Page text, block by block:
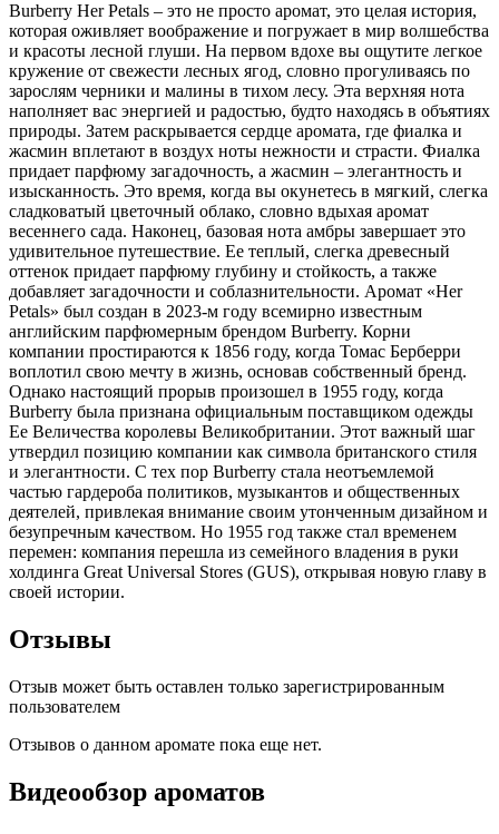
Burberry Her Petals – это не просто аромат, это целая история,
которая оживляет воображение и погружает в мир волшебства
и красоты лесной глуши. На первом вдохе вы ощутите легкое
кружение от свежести лесных ягод, словно прогуливаясь по
зарослям черники и малины в тихом лесу. Эта верхняя нота
наполняет вас энергией и радостью, будто находясь в объятиях
природы. Затем раскрывается сердце аромата, где фиалка и
жасмин вплетают в воздух ноты нежности и страсти. Фиалка
придает парфюму загадочность, а жасмин – элегантность и
изысканность. Это время, когда вы окунетесь в мягкий, слегка
сладковатый цветочный облако, словно вдыхая аромат
весеннего сада. Наконец, базовая нота амбры завершает это
удивительное путешествие. Ее теплый, слегка древесный
оттенок придает парфюму глубину и стойкость, а также
добавляет загадочности и соблазнительности. Аромат «Her
Petals» был создан в 2023-м году всемирно известным
английским парфюмерным брендом Burberry. Корни
компании простираются к 1856 году, когда Томас Берберри
воплотил свою мечту в жизнь, основав собственный бренд.
Однако настоящий прорыв произошел в 1955 году, когда
Burberry была признана официальным поставщиком одежды
Ее Величества королевы Великобритании. Этот важный шаг
утвердил позицию компании как символа британского стиля
и элегантности. С тех пор Burberry стала неотъемлемой
частью гардероба политиков, музыкантов и общественных
деятелей, привлекая внимание своим утонченным дизайном и
безупречным качеством. Но 1955 год также стал временем
перемен: компания перешла из семейного владения в руки
холдинга Great Universal Stores (GUS), открывая новую главу в
своей истории.
Отзывы
Отзыв может быть оставлен только зарегистрированным
пользователем
Отзывов о данном аромате пока еще нет.
Видеообзор ароматов